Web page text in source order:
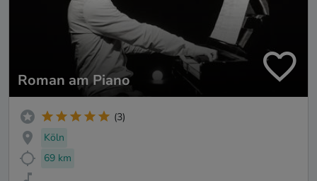
Roman am Piano
(3)
Köln
69 km